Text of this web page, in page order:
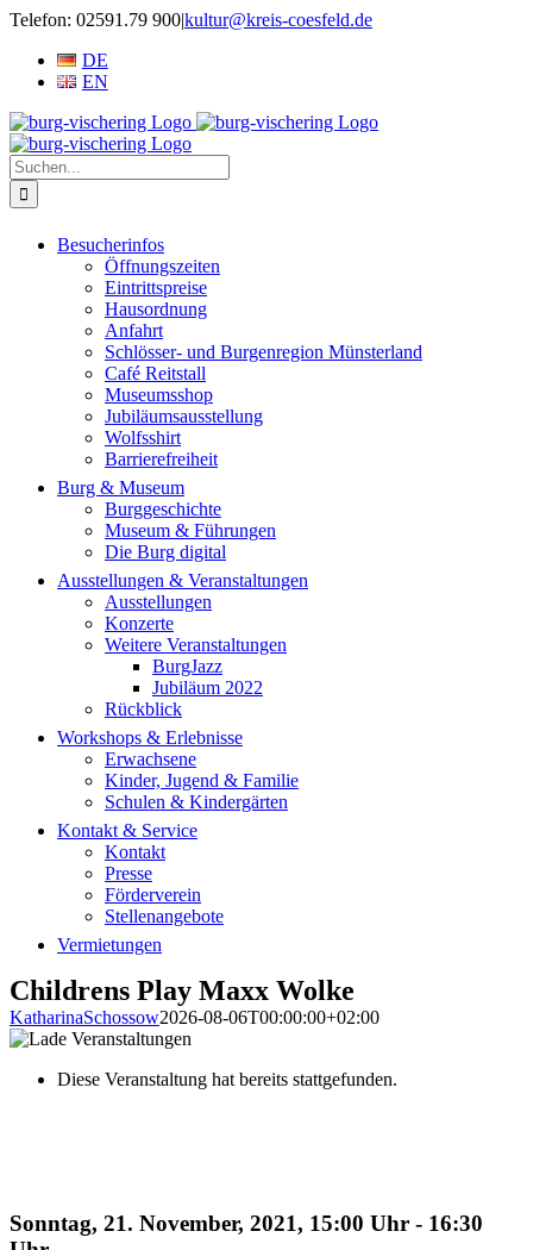
Zum
springen
Telefon: 02591.79 900|kultur@kreis-coesfeld.de
DE
EN
Suche
nach:
Besucherinfos
Öffnungszeiten
Eintrittspreise
Hausordnung
Anfahrt
Schlösser- und Burgenregion Münsterland
Café Reitstall
Museumsshop
Jubiläumsausstellung
Wolfsshirt
Barrierefreiheit
Burg & Museum
Burggeschichte
Museum & Führungen
Die Burg digital
Ausstellungen & Veranstaltungen
Ausstellungen
Konzerte
Weitere Veranstaltungen
BurgJazz
Jubiläum 2022
Rückblick
Workshops & Erlebnisse
Erwachsene
Kinder, Jugend & Familie
Schulen & Kindergärten
Kontakt & Service
Kontakt
Presse
Förderverein
Stellenangebote
Vermietungen
Childrens Play Maxx Wolke
KatharinaSchossow2026-08-06T00:00:00+02:00
Diese Veranstaltung hat bereits stattgefunden.
Sonntag, 21. November, 2021, 15:00 Uhr - 16:30